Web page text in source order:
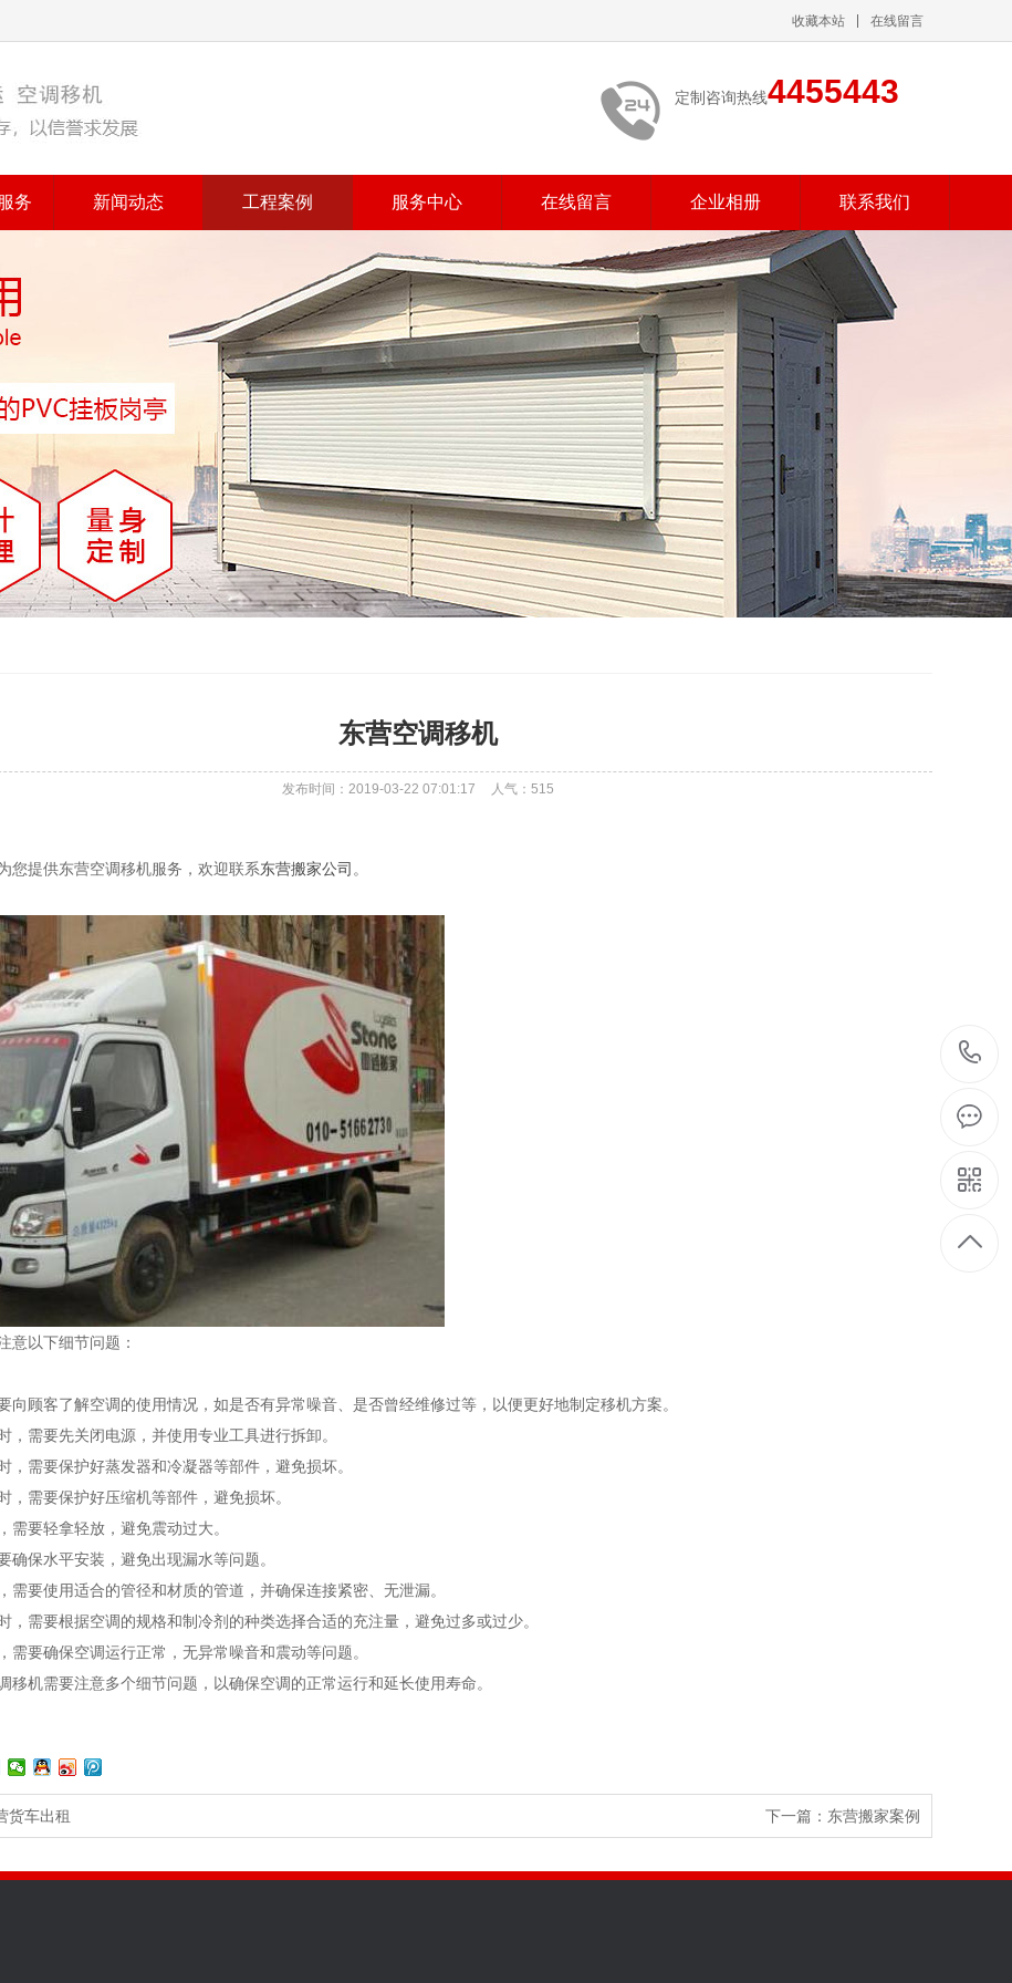
收藏本站 在线留言
定制咨询热线4455443
务 新闻动态 工程案例 服务中心 在线留言 企业相册 联系我们
东营空调移机
发布时间：2019-03-22 07:01:17 人气： 515
您提供东营空调移机服务，欢迎联系东营搬家公司 。
意以下细节问题：
向顾客了解空调的使用情况，如是否有异常噪音、是否曾经维修过等，以便更好地制定移机方案。
，需要先关闭电源，并使用专业工具进行拆卸。
，需要保护好蒸发器和冷凝器等部件，避免损坏。
，需要保护好压缩机等部件，避免损坏。
需要轻拿轻放，避免震动过大。
确保水平安装，避免出现漏水等问题。
需要使用适合的管径和材质的管道，并确保连接紧密、无泄漏。
，需要根据空调的规格和制冷剂的种类选择合适的充注量，避免过多或过少。
需要确保空调运行正常，无异常噪音和震动等问题。
移机需要注意多个细节问题，以确保空调的正常运行和延长使用寿命。
货车出租 下一篇： 东营搬家案例